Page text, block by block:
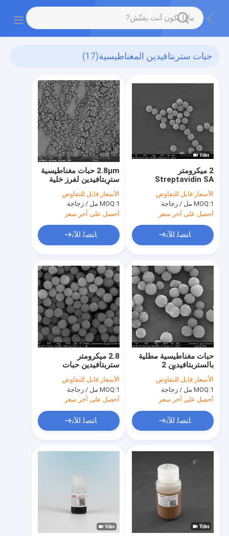
حبات ستربتافيدين المغناطيسية(17)
2.8μm حبات مغناطيسية
ستربتافيدين لفرز خلية
التلألؤ الكيميائي
الأسعار:قابل للتفاوض
MOQ:1 مل / زجاجة
أحصل على آخر سعر
ﺎﺘﺼﻟ ﺍﻶﻧ
2 ميكرومتر
Streptavidin SA
مل
الأسعار:قابل للتفاوض
MOQ:1 مل / زجاجة
أحصل على آخر سعر
ﺎﺘﺼﻟ ﺍﻶﻧ
2.8 ميكرومتر
ستربتافيدين حبات
مغناطيسية مغلفة لفرز
مل
الأسعار:قابل للتفاوض
MOQ:1 مل / زجاجة
أحصل على آخر سعر
ﺎﺘﺼﻟ ﺍﻶﻧ
حبات مغناطيسية مطلية
بالستربتافيدين 2
ميكرومتر للتألق
الكيميائي 100 مل
الأسعار:قابل للتفاوض
MOQ:1 مل / زجاجة
أحصل على آخر سعر
ﺎﺘﺼﻟ ﺍﻶﻧ